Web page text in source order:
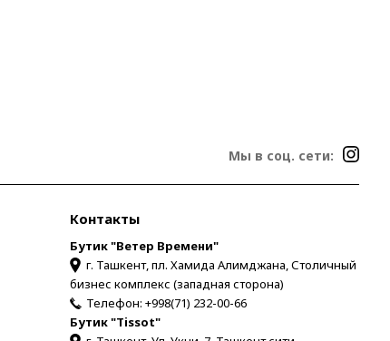
Мы в соц. сети:
Контакты
Бутик "Ветер Времени"
г. Ташкент, пл. Хамида Алимджана, Столичный
бизнес комплекс (западная сторона)
Телефон: +998(71) 232-00-66
Бутик "Tissot"